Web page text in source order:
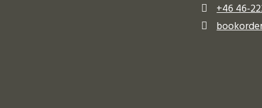
+46 46-